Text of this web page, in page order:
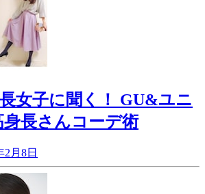
女子に聞く！ GU&ユニ
長さんコーデ術
2月8日